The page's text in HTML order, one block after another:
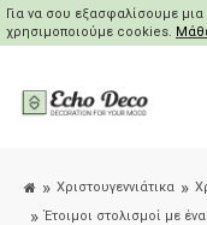
Για να σου εξασφαλίσουμε
χρησιμοποιούμε cookies.
Χριστουγεννιάτικα
Έτοιμοι στολισμοί με ένα